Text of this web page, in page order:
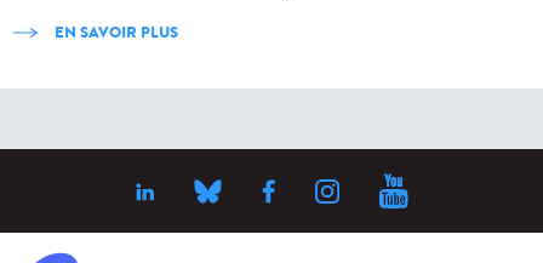
EN SAVOIR PLUS